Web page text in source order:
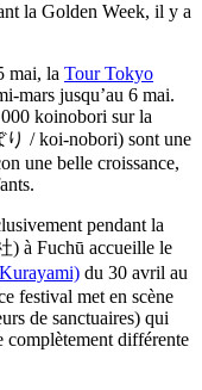
la Golden Week, il y a
mai, la Tour Tokyo
mars jusqu’au 6 mai.
koinobori sur la
/ koi-nobori) sont une
une belle croissance,
pendant la
) à Fuchū accueille le
du 30 avril au
festival met en scène
de sanctuaires) qui
complètement différente